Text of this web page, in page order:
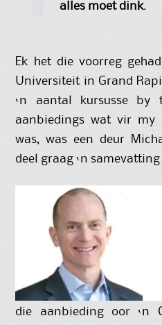
alles moet dink.
Ek het die voorreg
Universiteit in Grand
‘n aantal kursusse by
aanbiedings wat vir my
was, was een deur
deel graag ‘n samevatting
die aanbieding oor ‘n